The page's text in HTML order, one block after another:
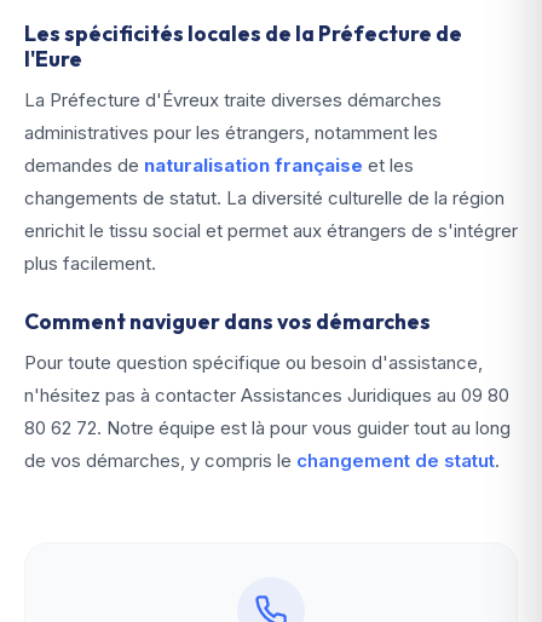
Les spécificités locales de la Préfecture de
l'Eure
La Préfecture d'Évreux traite diverses démarches
administratives pour les étrangers, notamment les
demandes de naturalisation française et les
changements de statut. La diversité culturelle de la région
enrichit le tissu social et permet aux étrangers de s'intégrer
plus facilement.
Comment naviguer dans vos démarches
Pour toute question spécifique ou besoin d'assistance,
n'hésitez pas à contacter Assistances Juridiques au 09 80
80 62 72. Notre équipe est là pour vous guider tout au long
de vos démarches, y compris le changement de statut.